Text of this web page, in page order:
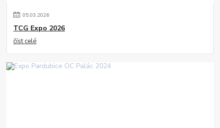
05.03.2026
TCG Expo 2026
číst celé